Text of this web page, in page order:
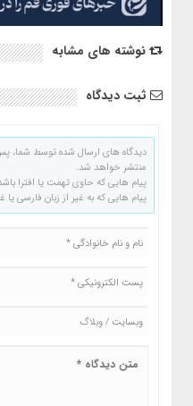
نوشته های مشابه
ثبت دیدگاه
دیدگاه های ارسال شده توسط شما،
منتشر خواهد شد.
پیام هایی که حاوی تهمت یا افترا
پیام هایی که به غیر از زبان فارسی